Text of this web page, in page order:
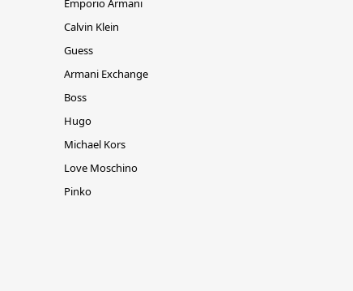
Emporio Armani
Calvin Klein
Guess
Armani Exchange
Boss
Hugo
Michael Kors
Love Moschino
Pinko